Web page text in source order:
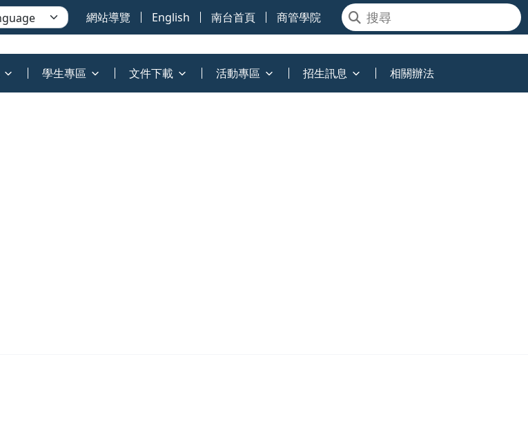
網站導覽 English 南台首頁 商管學院
學生專區 文件下載 活動專區 招生訊息 相關辦法